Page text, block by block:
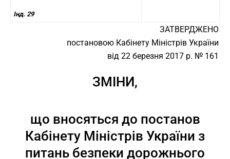
Інд. 29
ЗАТВЕРДЖЕНО
постановою Кабінету Міністрів України
від 22 березня 2017 р. № 161
ЗМІНИ,
що вносяться до постанов
Кабінету Міністрів України з
питань безпеки дорожнього